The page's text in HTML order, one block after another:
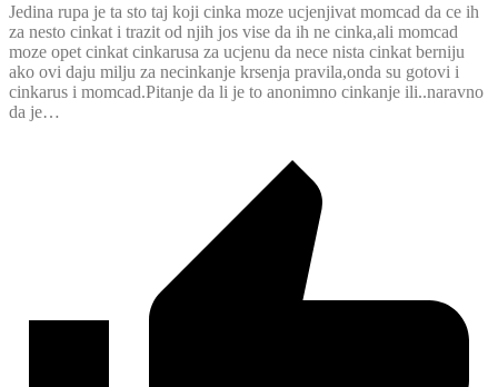
Jedina rupa je ta sto taj koji cinka moze ucjenjivat momcad da ce ih
za nesto cinkat i trazit od njih jos vise da ih ne cinka,ali momcad
moze opet cinkat cinkarusa za ucjenu da nece nista cinkat berniju
ako ovi daju milju za necinkanje krsenja pravila,onda su gotovi i
cinkarus i momcad.Pitanje da li je to anonimno cinkanje ili..naravno
da je…